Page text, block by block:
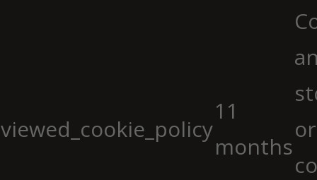
viewed_cookie_policy
11
months